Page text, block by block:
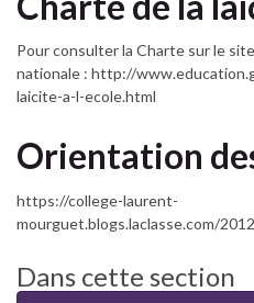
Pour consulter la Charte sur le
nationale : http://
laicite-a-l-ecole.html
Orientation
https://college-laurent-
mourguet.blogs.laclasse.com/
Dans cette section